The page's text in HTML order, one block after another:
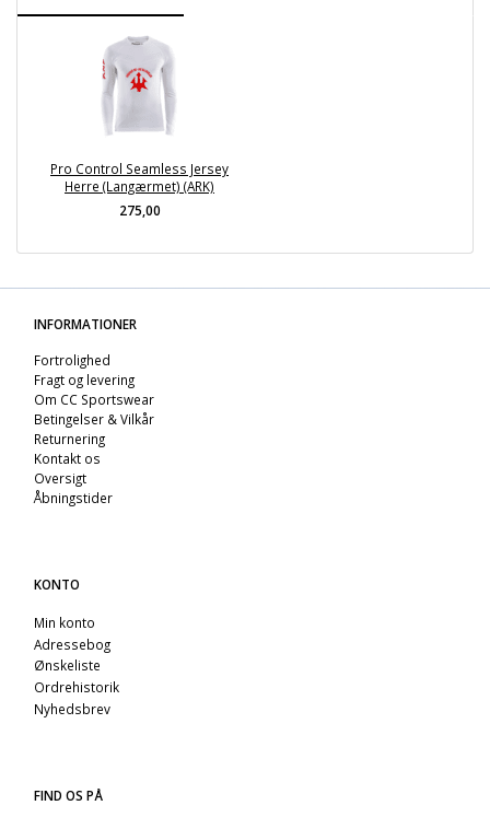
Pro Control Seamless Jersey
Herre (Langærmet) (ARK)
275,00
INFORMATIONER
Fortrolighed
Fragt og levering
Om CC Sportswear
Betingelser & Vilkår
Returnering
Kontakt os
Oversigt
Åbningstider
KONTO
Min konto
Adressebog
Ønskeliste
Ordrehistorik
Nyhedsbrev
FIND OS PÅ